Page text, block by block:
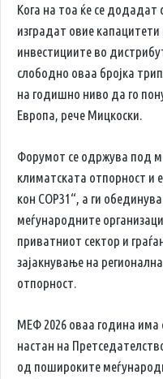
Кога на тоа ќе се додадат
изградат овие
инвестициите во
слободно оваа бројка
на годишно ниво да го
Европа, рече Мицкоски.
Форумот се одржува под
климатската отпорност и
кон COP31“, а ги
меѓународните
приватниот сектор и
зајакнување на
отпорност.
МЕФ 2026 оваа година има
настан на
од пошироките